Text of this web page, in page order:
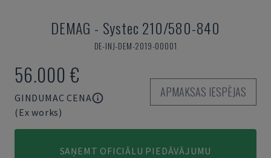
DEMAG - Systec 210/580-840
DE-INJ-DEM-2019-00001
56.000 €
GINDUMAC CENA
(Ex works)
APMAKSAS IESPĒJAS
SAŅEMT OFICIĀLU PIEDĀVĀJUMU